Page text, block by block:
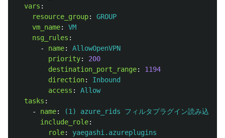
vars :
resource_group:
GROUP
vm_name:
VM
nsg_rules :
-
name:
AllowOpenVPN
priority:
200
destination_port_range:
1194
direction:
Inbound
access :
Allow
tasks :
-
name:
(1) azure_rids フィルタプラグイン読み込み
include_role:
role:
yaegashi.azureplugins